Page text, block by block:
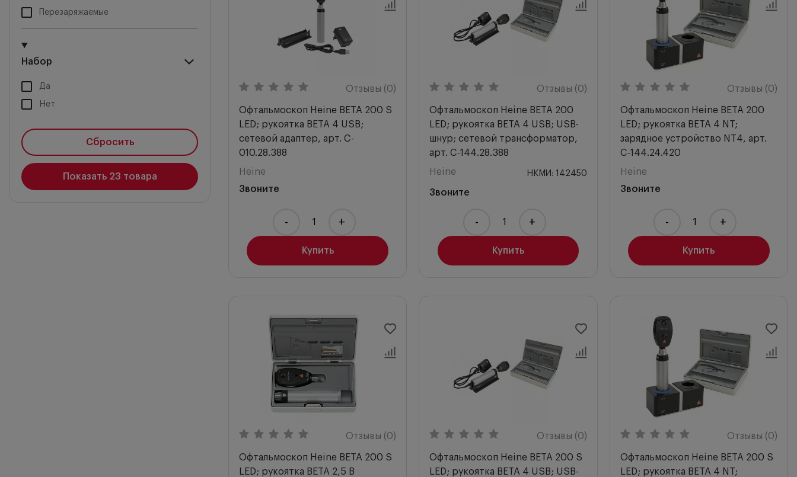
Отзывы (0)
Офтальмоскоп Heine BETA 200 S
LED; рукоятка BETA 4 USB;
сетевой адаптер, арт. C-
010.28.388
Heine
Звоните
Купить
- +
Отзывы (0)
Офтальмоскоп Heine BETA 200
LED; рукоятка BETA 4 USB; USB-
шнур; сетевой трансформатор,
арт. C-144.28.388
Heine
НКМИ: 142450
Звоните
Купить
- +
Отзывы (0)
Офтальмоскоп Heine BETA 200
LED; рукоятка BETA 4 NT;
зарядное устройство NT4, арт.
C-144.24.420
Heine
Звоните
Купить
- +
Отзывы (0)
Офтальмоскоп Heine BETA 200 S
LED; рукоятка BETA 2,5 В
Отзывы (0)
Офтальмоскоп Heine BETA 200 S
LED; рукоятка BETA 4 USB; USB-
Отзывы (0)
Офтальмоскоп Heine BETA 200 S
LED; рукоятка BETA 4 NT;
Перезаряжаемые
Набор
Да
Нет
Сбросить
Показать 23 товара